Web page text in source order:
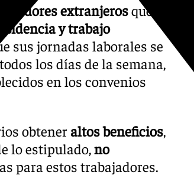
extranjerosque
y trabajo
sus jornadas laborales se
todos los días de la semana,
en los convenios
obtener altos beneficios,
lo estipulado,no
para estos trabajadores.